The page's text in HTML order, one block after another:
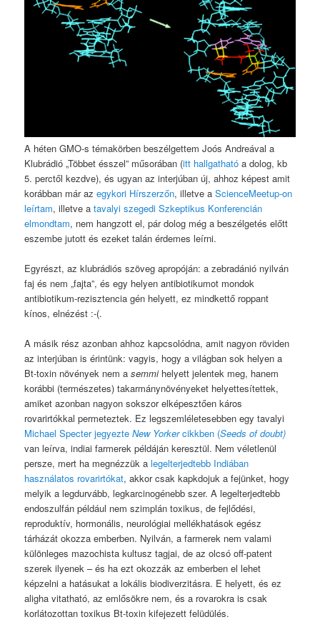
A héten GMO-s témakörben beszélgettem Joós Andreával a
Klubrádió „Többet ésszel” műsorában (itt hallgatható a dolog, kb
5. perctől kezdve), és ugyan az interjúban új, ahhoz képest amit
korábban már azegykori Hírszerzőn, illetve aScienceMeetup-on
leírtam, illetve atavalyi szegedi Szkeptikus Konferencián
elmondtam, nem hangzott el, pár dolog még a beszélgetés előtt
eszembe jutott és ezeket talán érdemes leírni.
Egyrészt, az klubrádiós szöveg apropóján: a zebradánió nyilván
faj és nem „fajta”, és egy helyen antibiotikumot mondok
antibiotikum-rezisztencia gén helyett, ez mindkettő roppant
kínos, elnézést :-(.
A másik rész azonban ahhoz kapcsolódna, amit nagyon röviden
az interjúban is érintünk: vagyis, hogy a világban sok helyen a
Bt-toxin növények nem asemmi helyett jelentek meg, hanem
korábbi (természetes) takarmánynövényeket helyettesítettek,
amiket azonban nagyon sokszor elképesztően káros
rovarirtókkal permeteztek. Ez legszemléletesebben egy tavalyi
Michael Specter jegyezteNew Yorkercikkben (Seeds of doubt)
van leírva, indiai farmerek példáján keresztül. Nem véletlenül
persze, mert ha megnézzük alegelterjedtebb Indiában
használatos rovarirtókat, akkor csak kapkdojuk a fejünket, hogy
melyik a legdurvább, legkarcinogénebb szer. A legelterjedtebb
endoszulfán például nem szimplán toxikus, de fejlődési,
reproduktív, hormonális, neurológiai mellékhatások egész
tárházát okozza emberben. Nyilván, a farmerek nem valami
különleges mazochista kultusz tagjai, de az olcsó off-patent
szerek ilyenek – és ha ezt okozzák az emberben el lehet
képzelni a hatásukat a lokális biodiverzitásra. E helyett, és ez
aligha vitatható, az emlősökre nem, és a rovarokra is csak
korlátozottan toxikus Bt-toxin kifejezett felüdülés.